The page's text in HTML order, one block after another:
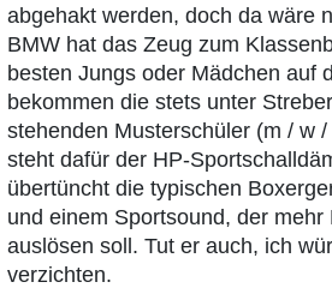
abgehakt werden, doch da wäre
BMW hat das Zeug zum
besten Jungs oder Mädchen auf
bekommen die stets unter
stehenden Musterschüler (m / w
steht dafür der HP-
übertüncht die typischen
und einem Sportsound, der mehr
auslösen soll. Tut er auch, ich
verzichten.